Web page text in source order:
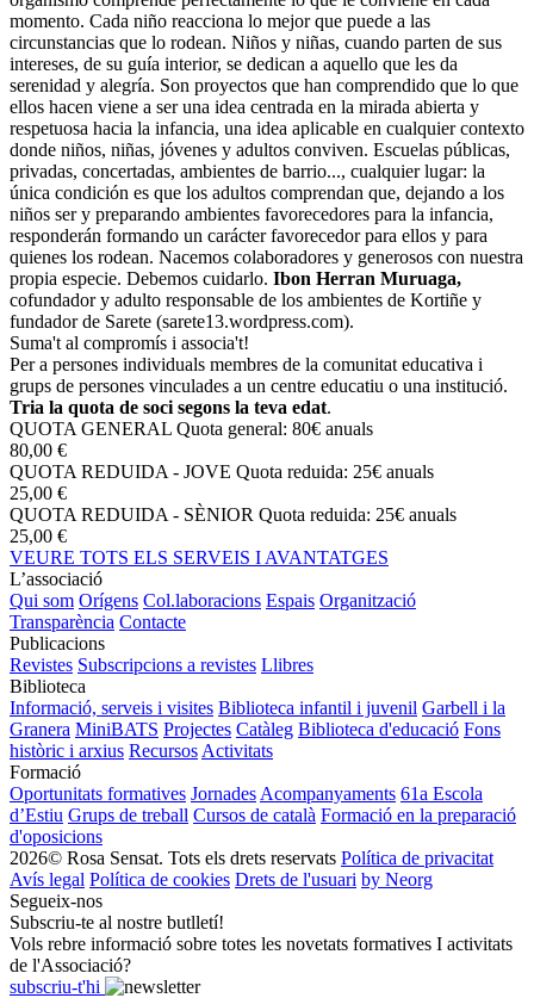
momento. Cada niño reacciona lo mejor que puede a las
circunstancias que lo rodean. Niños y niñas, cuando parten de sus
intereses, de su guía interior, se dedican a aquello que les da
serenidad y alegría. Son proyectos que han comprendido que lo que
ellos hacen viene a ser una idea centrada en la mirada abierta y
respetuosa hacia la infancia, una idea aplicable en cualquier contexto
donde niños, niñas, jóvenes y adultos conviven. Escuelas públicas,
privadas, concertadas, ambientes de barrio..., cualquier lugar: la
única condición es que los adultos comprendan que, dejando a los
niños ser y preparando ambientes favorecedores para la infancia,
responderán formando un carácter favorecedor para ellos y para
quienes los rodean. Nacemos colaboradores y generosos con nuestra
propia especie. Debemos cuidarlo. Ibon Herran Muruaga,
cofundador y adulto responsable de los ambientes de Kortiñe y
fundador de Sarete (sarete13.wordpress.com).
Suma't al compromís i associa't!
Per a persones individuals membres de la comunitat educativa i
grups de persones vinculades a un centre educatiu o una institució.
Tria la quota de soci segons la teva edat.
QUOTA GENERAL Quota general: 80€ anuals
80,00 €
QUOTA REDUIDA - JOVE Quota reduida: 25€ anuals
25,00 €
QUOTA REDUIDA - SÈNIOR Quota reduida: 25€ anuals
25,00 €
VEURE TOTS ELS SERVEIS I AVANTATGES
L’associació
Qui som Orígens Col.laboracions Espais Organització
Transparència Contacte
Publicacions
Revistes Subscripcions a revistes Llibres
Biblioteca
Informació, serveis i visites Biblioteca infantil i juvenil Garbell i la
Granera MiniBATS Projectes Catàleg Biblioteca d'educació Fons
històric i arxius Recursos Activitats
Formació
Oportunitats formatives Jornades Acompanyaments 61a Escola
d’Estiu Grups de treball Cursos de català Formació en la preparació
d'oposicions
2026© Rosa Sensat. Tots els drets reservats Política de privacitat
Avís legal Política de cookies Drets de l'usuari by Neorg
Segueix-nos
Subscriu-te al nostre butlletí!
Vols rebre informació sobre totes les novetats formatives I activitats
de l'Associació?
subscriu-t'hi